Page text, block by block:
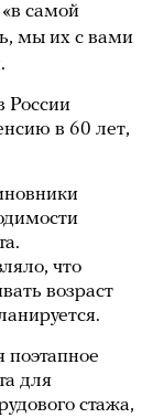
самой
мы их с вами
России
в 60 лет,
что
возраст
поэтапное
для
стажа,